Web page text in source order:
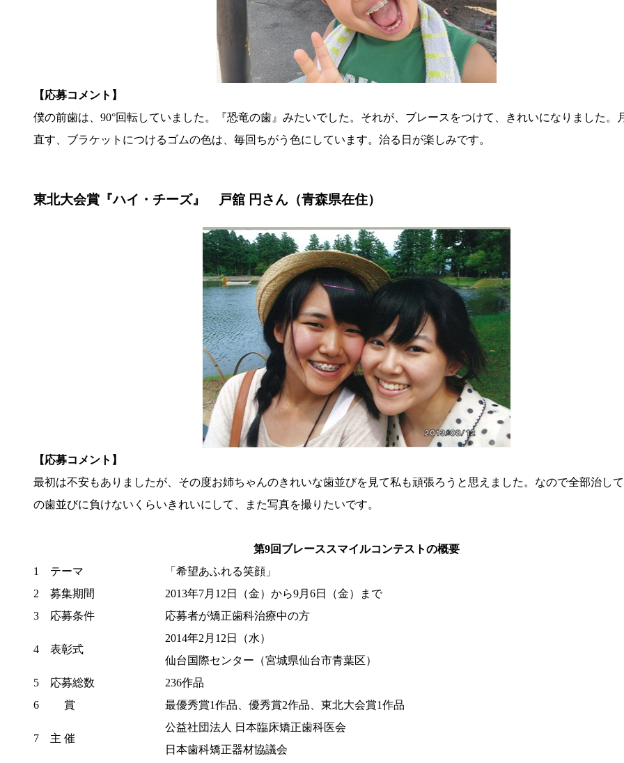
【応募コメント】
僕の前歯は、90°回転していました。『恐竜の歯』みたいでした。それが、ブレースをつけて、きれいになりました。
直す、ブラケットにつけるゴムの色は、毎回ちがう色にしています。治る日が楽しみです。
東北大会賞『ハイ・チーズ』 戸舘 円さん（青森県在住）
【応募コメント】
最初は不安もありましたが、その度お姉ちゃんのきれいな歯並びを見て私も頑張ろうと思えました。なので全部治し
の歯並びに負けないくらいきれいにして、また写真を撮りたいです。
第9回ブレーススマイルコンテストの概要
1 テーマ
「希望あふれる笑顔」
2 募集期間
2013年7月12日（金）から9月6日（金）まで
3 応募条件
応募者が矯正歯科治療中の方
4 表彰式
2014年2月12日（水）
仙台国際センター（宮城県仙台市青葉区）
5 応募総数
236作品
6 賞
最優秀賞1作品、優秀賞2作品、東北大会賞1作品
7 主 催
公益社団法人 日本臨床矯正歯科医会
日本歯科矯正器材協議会